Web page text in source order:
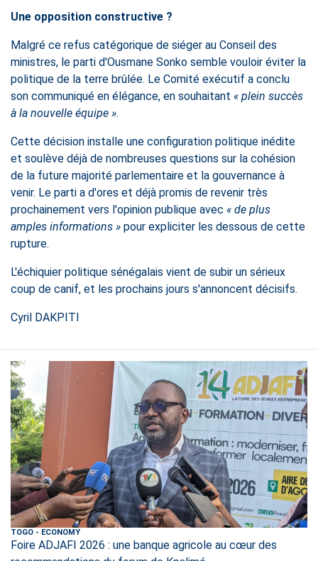
Une opposition constructive ?
Malgré ce refus catégorique de siéger au Conseil des
ministres, le parti d'Ousmane Sonko semble vouloir éviter la
politique de la terre brûlée. Le Comité exécutif a conclu
son communiqué en élégance, en souhaitant « plein succès
à la nouvelle équipe ».
Cette décision installe une configuration politique inédite
et soulève déjà de nombreuses questions sur la cohésion
de la future majorité parlementaire et la gouvernance à
venir. Le parti a d'ores et déjà promis de revenir très
prochainement vers l'opinion publique avec « de plus
amples informations » pour expliciter les dessous de cette
rupture.
L'échiquier politique sénégalais vient de subir un sérieux
coup de canif, et les prochains jours s'annoncent décisifs.
Cyril DAKPITI
TOGO - ECONOMY
Foire ADJAFI 2026 : une banque agricole au cœur des